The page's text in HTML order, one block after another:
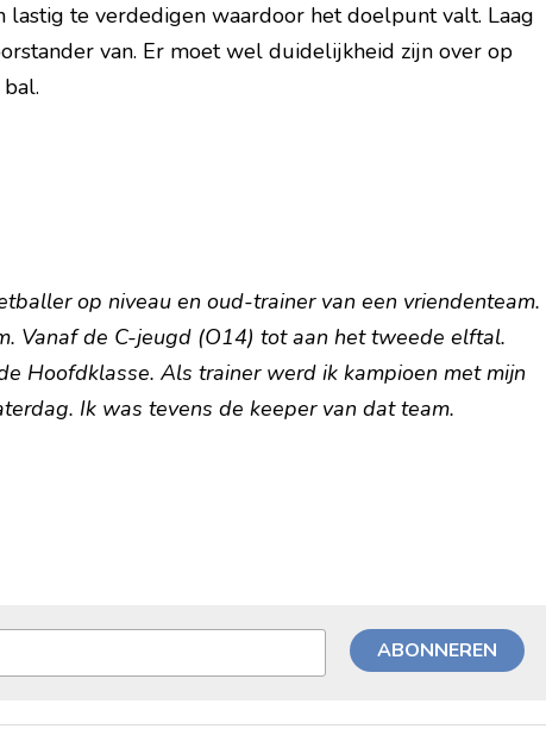
lastig te verdedigen waardoor het doelpunt valt. Laag
van. Er moet wel duidelijkheid zijn over op
op niveau en oud-trainer van een vriendenteam.
Vanaf de C-jeugd (O14) tot aan het tweede elftal.
Hoofdklasse. Als trainer werd ik kampioen met mijn
Ik was tevens de keeper van dat team.
ABONNEREN